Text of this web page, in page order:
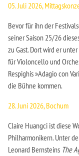
05. Juli 2026,
Bevor für ihn der
seiner Saison 25/26
zu Gast. Dort wird er
für Violoncello und
Respighis »Adagio con
die Bühne kommen.
28. Juni 2026, Bochum
Claire Huangci ist diese
Philharmonikern. Unter
Leonard Bernsteins The